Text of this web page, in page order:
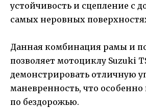
устойчивость и сцепление с
самых неровных
Данная комбинация рамы и
позволяет мотоциклу Suzuki
демонстрировать отличную
маневренность, что особенно
по бездорожью.